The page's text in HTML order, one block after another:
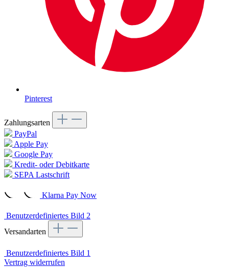
Pinterest
Zahlungsarten
PayPal
Apple Pay
Google Pay
Kredit- oder Debitkarte
SEPA Lastschrift
Klarna Pay Now
Benutzerdefiniertes Bild 2
Versandarten
Benutzerdefiniertes Bild 1
Vertrag widerrufen